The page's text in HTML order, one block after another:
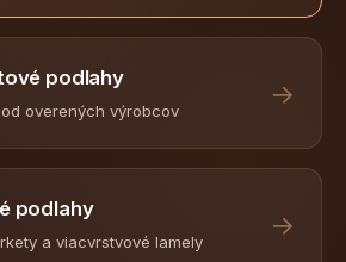
podlahy
overených výrobcov
→
podlahy
a viacvrstvové lamely
→